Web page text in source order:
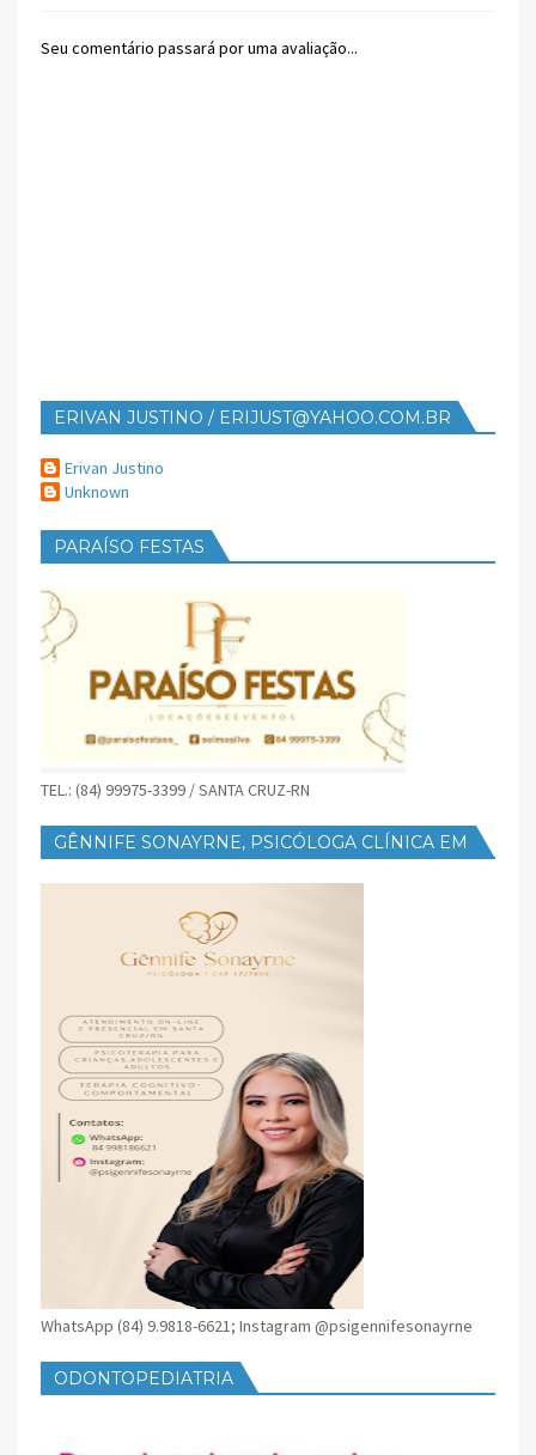
Seu comentário passará por uma avaliação...
ERIVAN JUSTINO / ERIJUST@YAHOO.COM.BR
Erivan Justino
Unknown
PARAÍSO FESTAS
TEL.: (84) 99975-3399 / SANTA CRUZ-RN
GÊNNIFE SONAYRNE, PSICÓLOGA CLÍNICA EM
WhatsApp (84) 9.9818-6621; Instagram @psigennifesonayrne
ODONTOPEDIATRIA